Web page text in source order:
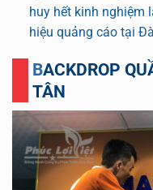
huy hết kinh nghiệm
hiệu quảng cáo tại
BACKDROP QUẦY BAR, VĂN PHÒNG, LỄ
TÂN